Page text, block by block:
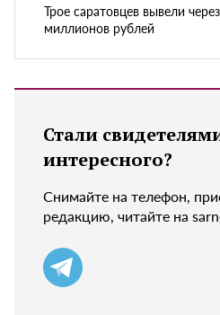
Трое саратовцев вывели
миллионов рублей
Стали
интересного?
Снимайте на телефон,
редакцию, читайте на